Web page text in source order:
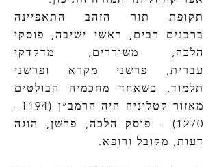
תקופת תור הזהב התאפיינה
ברבנים רבים, ראשי ישיבה,
פוסקי
הלכה, משוררים ,
מדקדקי
עברית, פרשני מקרא ופרשני
תלמוד, כשאחד מחכמיה הבולטים
מאזור קטלוניה היה הרמב״ן (1194
–
1270) - פוסק הלכה, פרשן, הוגה
דעות, מקובל ורופא.​